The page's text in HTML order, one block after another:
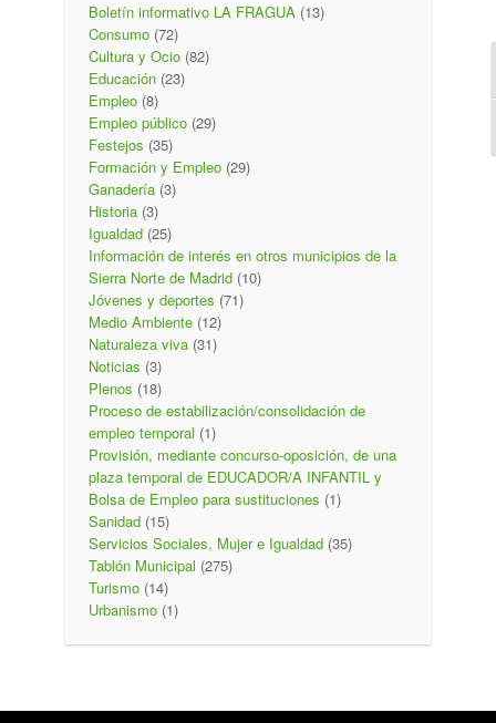
Boletín informativo LA FRAGUA (13)
Consumo (72)
Cultura y Ocio (82)
Educación (23)
Empleo (8)
Empleo público (29)
Festejos (35)
Formación y Empleo (29)
Ganadería (3)
Historia (3)
Igualdad (25)
Información de interés en otros municipios de la
Sierra Norte de Madrid (10)
Jóvenes y deportes (71)
Medio Ambiente (12)
Naturaleza viva (31)
Noticias (3)
Plenos (18)
Proceso de estabilización/consolidación de
empleo temporal (1)
Provisión, mediante concurso-oposición, de una
plaza temporal de EDUCADOR/A INFANTIL y
Bolsa de Empleo para sustituciones (1)
Sanidad (15)
Servicios Sociales, Mujer e Igualdad (35)
Tablón Municipal (275)
Turismo (14)
Urbanismo (1)